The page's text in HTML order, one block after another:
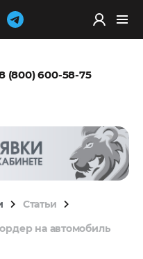
(800) 600-58-75
Статьи
на автомобиль